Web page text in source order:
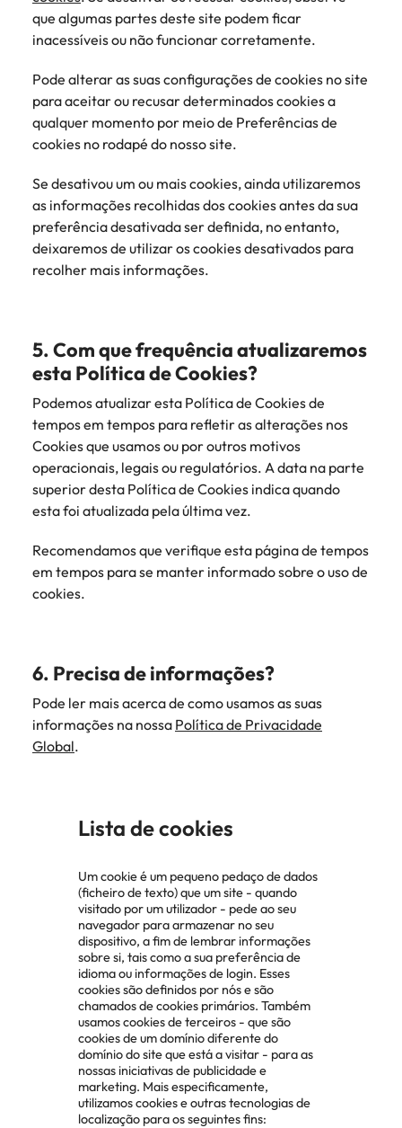
que algumas partes deste site podem ficar
inacessíveis ou não funcionar corretamente.
Pode alterar as suas configurações de cookies no site
para aceitar ou recusar determinados cookies a
qualquer momento por meio de Preferências de
cookies no rodapé do nosso site.
Se desativou um ou mais cookies, ainda utilizaremos
as informações recolhidas dos cookies antes da sua
preferência desativada ser definida, no entanto,
deixaremos de utilizar os cookies desativados para
recolher mais informações.
5. Com que frequência atualizaremos
esta Política de Cookies?
Podemos atualizar esta Política de Cookies de
tempos em tempos para refletir as alterações nos
Cookies que usamos ou por outros motivos
operacionais, legais ou regulatórios. A data na parte
superior desta Política de Cookies indica quando
esta foi atualizada pela última vez.
Recomendamos que verifique esta página de tempos
em tempos para se manter informado sobre o uso de
cookies.
6. Precisa de informações?
Pode ler mais acerca de como usamos as suas
informações na nossa Política de Privacidade
Global.
Lista de cookies
Um cookie é um pequeno pedaço de dados
(ficheiro de texto) que um site - quando
visitado por um utilizador - pede ao seu
navegador para armazenar no seu
dispositivo, a fim de lembrar informações
sobre si, tais como a sua preferência de
idioma ou informações de login. Esses
cookies são definidos por nós e são
chamados de cookies primários. Também
usamos cookies de terceiros - que são
cookies de um domínio diferente do
domínio do site que está a visitar - para as
nossas iniciativas de publicidade e
marketing. Mais especificamente,
utilizamos cookies e outras tecnologias de
localização para os seguintes fins: